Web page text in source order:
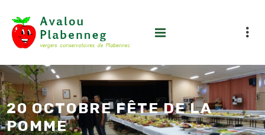
20 OCTOBRE FÊTE DE LA
POMME